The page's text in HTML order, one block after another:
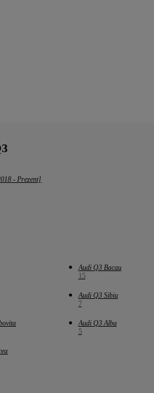
- Prezent]
Audi Q3 Bacau
15
Audi Q3 Sibiu
7
Audi Q3 Alba
5